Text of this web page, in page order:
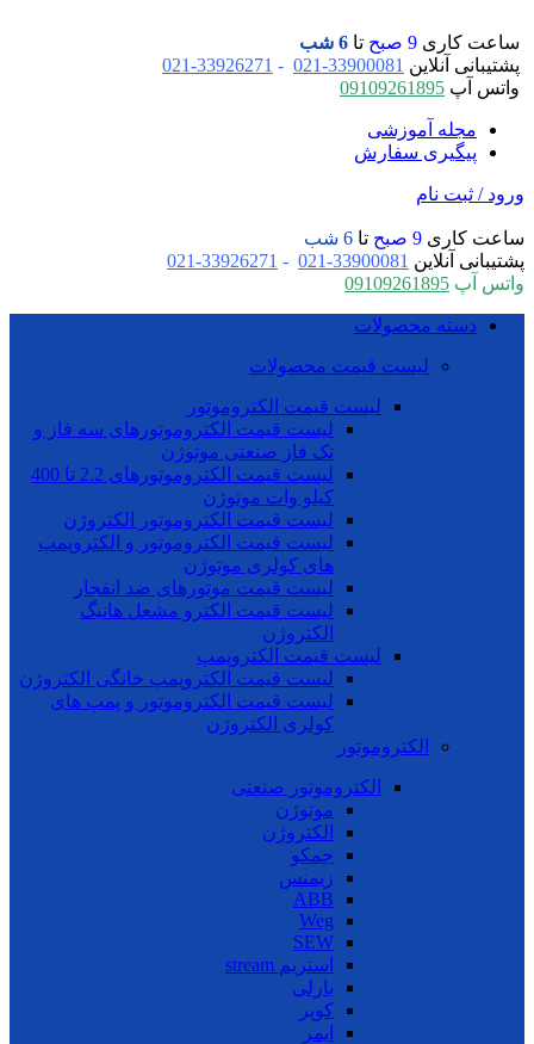
ساعت کاری 9 صبح تا 6 شب
پشتیبانی آنلاین 33900081-021
-
33926271-021
واتس آپ 09109261895
مجله آموزشی
پیگیری سفارش
ورود / ثبت نام
ساعت کاری 9 صبح تا 6 شب
پشتیبانی آنلاین 33900081-021
-
33926271-021
واتس آپ 09109261895
دسته محصولات
لیست قیمت محصولات
لیست قیمت الکتروموتور
لیست قیمت الکتروموتورهای سه فاز و
تک فاز صنعتی موتوژن
لیست قیمت الکتروموتورهای 2.2 تا 400
کیلو وات موتوژن
لیست قیمت الکتروموتور الکتروژن
لیست قیمت الکتروموتور و الکتروپمپ
های کولری موتوژن
لیست قیمت موتورهای ضد انفجار
لیست قیمت الکترو مشعل هانیگ
الکتروژن
لیست قیمت الکتروپمپ
لیست قیمت الکتروپمپ خانگی الکتروژن
لیست قیمت الکتروموتور و پمپ های
کولری الکتروژن
الکتروموتور
الکتروموتور صنعتی
موتوژن
الکتروژن
جمکو
زیمنس
ABB
Weg
SEW
استریم stream
بارلی
کوپر
ایمر